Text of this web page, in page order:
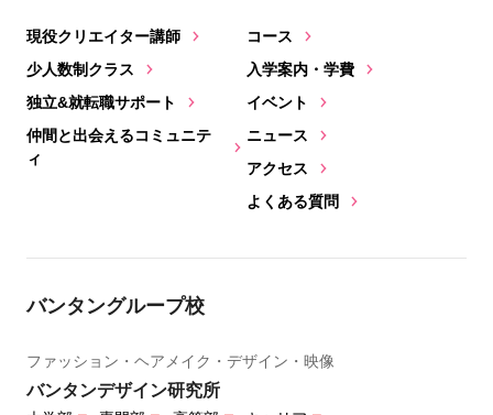
現役クリエイター講師
少人数制クラス
独立&就転職サポート
仲間と出会えるコミュニテ
ィ
コース
入学案内・学費
イベント
ニュース
アクセス
よくある質問
バンタングループ校
ファッション・ヘアメイク・デザイン・映像
バンタンデザイン研究所